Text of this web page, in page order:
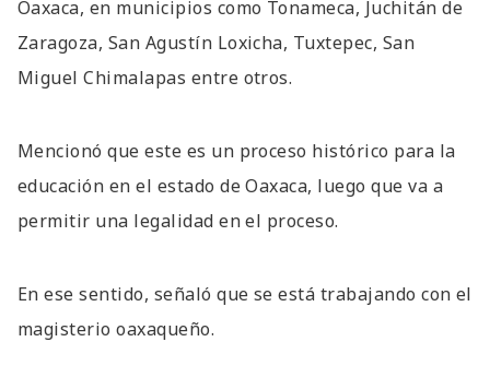
Oaxaca, en municipios como Tonameca, Juchitán de
Zaragoza, San Agustín Loxicha, Tuxtepec, San
Miguel Chimalapas entre otros.
Mencionó que este es un proceso histórico para la
educación en el estado de Oaxaca, luego que va a
permitir una legalidad en el proceso.
En ese sentido, señaló que se está trabajando con el
magisterio oaxaqueño.